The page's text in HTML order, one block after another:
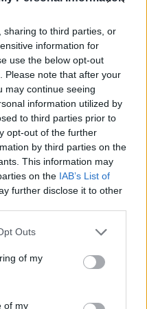
sharing to third parties, or
information for
use the below opt-out
Please note that after your
may continue seeing
information utilized by
to third parties prior to
opt-out of the further
by third parties on the
This information may
on the IAB’s List of
further disclose it to other
Outs
of my
of my
ed inoltre il Pd
del centrodestra
è stata la prima
diverso per il
a tutte le ultime
locali, ospita
di matrice
Finora tutti i
il Lazio alla
battaglia potrebbe
Il Lazio assegna
da ripartire tra gli
montiano vincerà il
i seggi al
potrebbero
ampio per
Strategia di